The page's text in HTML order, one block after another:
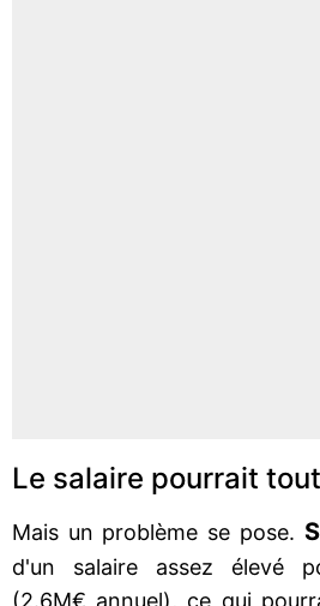
Le salaire pourrait
Mais un problème se pose.
d'un salaire assez élevé
(2.6M€ annuel), ce qui